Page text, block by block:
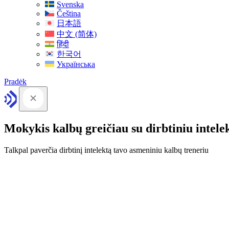
Svenska
Čeština
日本語
中文 (简体)
हिंदी
한국어
Українська
Pradėk
Mokykis kalbų greičiau su dirbtiniu
Talkpal paverčia dirbtinį intelektą tavo asmeniniu kalbų treneriu